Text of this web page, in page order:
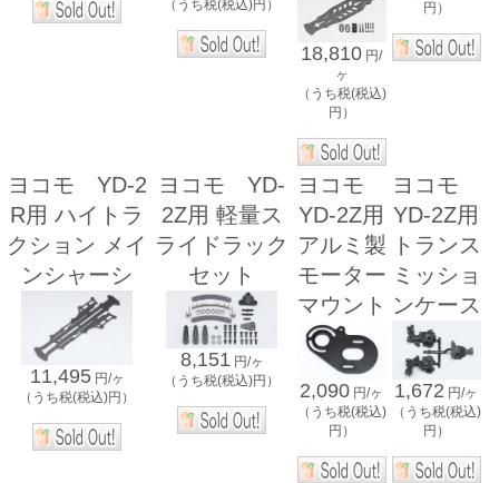
（うち税(税込)円）
18,810 円/
ヶ
（うち税(税込)
円）
円）
ヨコモ YD-2
R用 ハイトラ
クション メイ
ンシャーシ
11,495 円/ヶ
（うち税(税込)円）
ヨコモ YD-
2Z用 軽量ス
ライドラック
セット
8,151 円/ヶ
（うち税(税込)円）
ヨコモ
YD-2Z用
アルミ製
モーター
マウント
2,090 円/ヶ
（うち税(税込)
円）
ヨコモ
YD-2Z用
トランス
ミッショ
ンケース
1,672 円/ヶ
（うち税(税込)
円）